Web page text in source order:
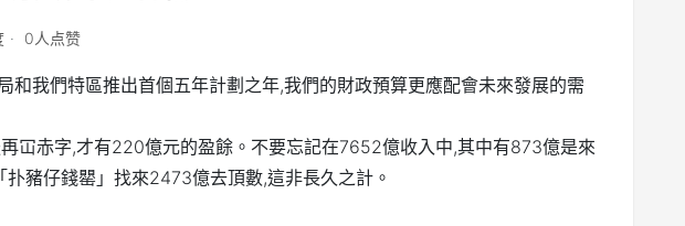
0人点赞
我們特區推出首個五年計劃之年,我們的財政預算更應配會未來發展的需
赤字,才有220億元的盈餘。不要忘記在7652億收入中,其中有873億是來
豬仔錢罌」找來2473億去頂數,這非長久之計。